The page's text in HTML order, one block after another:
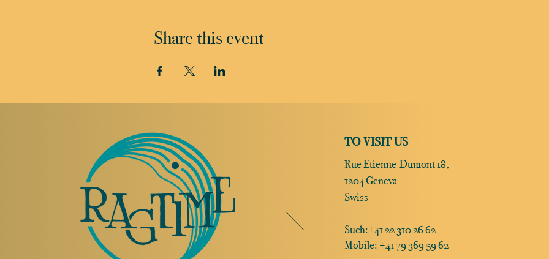
Share this event
TO VISIT US
Rue Etienne-Dumont 18,
1204 Geneva
Swiss
Such:+41 22 310 26 62
Mobile: +41 79 369 59 62